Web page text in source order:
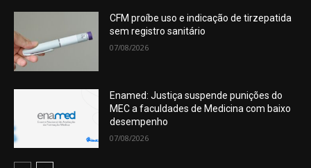
CFM proíbe uso e indicação de tirzepatida
sem registro sanitário
07/08/2026
Enamed: Justiça suspende punições do
MEC a faculdades de Medicina com baixo
desempenho
07/08/2026